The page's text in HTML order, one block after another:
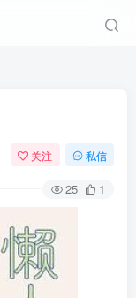
关注 私信
25 1